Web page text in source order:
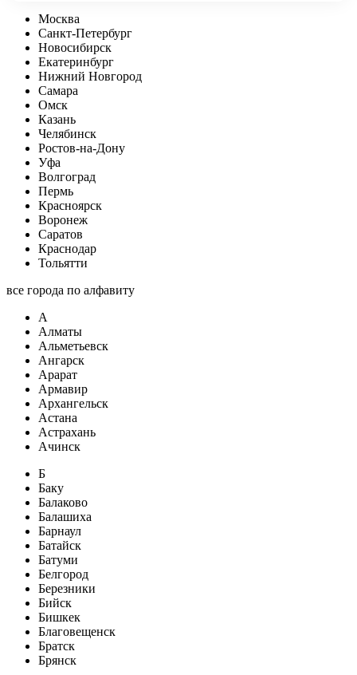
Москва
Санкт-Петербург
Новосибирск
Екатеринбург
Нижний Новгород
Самара
Омск
Казань
Челябинск
Ростов-на-Дону
Уфа
Волгоград
Пермь
Красноярск
Воронеж
Саратов
Краснодар
Тольятти
все города по алфавиту
А
Алматы
Альметьевск
Ангарск
Арарат
Армавир
Архангельск
Астана
Астрахань
Ачинск
Б
Баку
Балаково
Балашиха
Барнаул
Батайск
Батуми
Белгород
Березники
Бийск
Бишкек
Благовещенск
Братск
Брянск